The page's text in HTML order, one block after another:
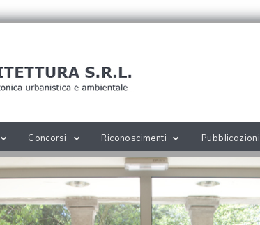
Concorsi Riconoscimenti Pubblicazioni